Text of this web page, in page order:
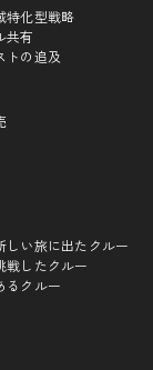
特化型戦略
共有
トの追及
しい旅に出たクルー
戦したクルー
るクルー